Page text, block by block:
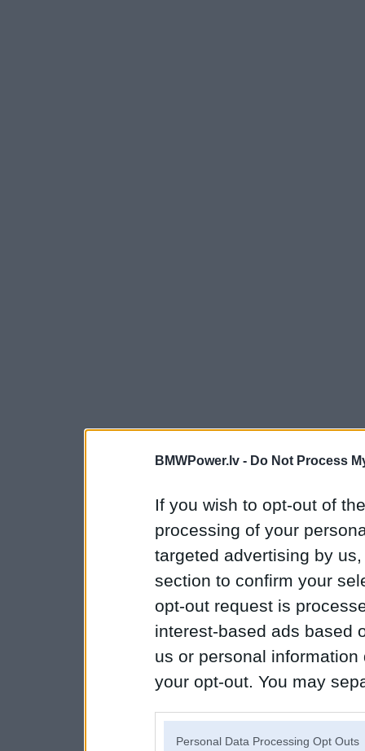
BMWPower.lv - Do Not Process
If you wish to opt-out of
processing of your
targeted advertising by
section to confirm your
opt-out request is
interest-based ads based
us or personal
your opt-out. You may
Personal Data Processing Opt Outs